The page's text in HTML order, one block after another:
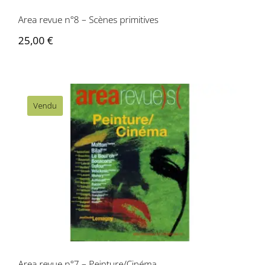
Area revue n°8 – Scènes primitives
25,00 €
Vendu
Area revue n°7 – Peinture/Cinéma